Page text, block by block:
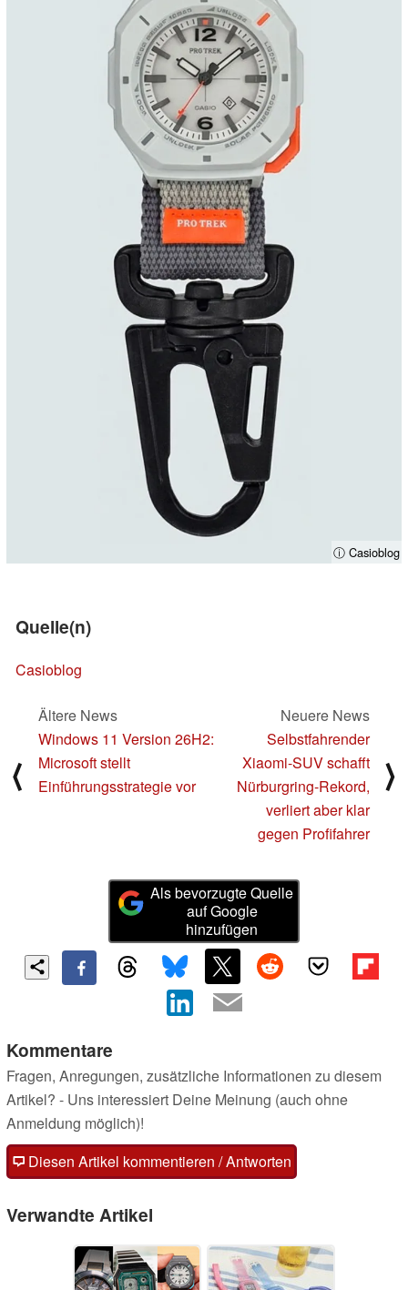
ⓘ Casioblog
Quelle(n)
Casioblog
⟨
Ältere News
Windows 11 Version 26H2:
Microsoft stellt
Einführungsstrategie vor
Neuere News
Selbstfahrender
Xiaomi-SUV schafft
Nürburgring-Rekord,
verliert aber klar
gegen Profifahrer
⟩
Als bevorzugte Quelle
auf Google
hinzufügen
Kommentare
Fragen, Anregungen, zusätzliche Informationen zu diesem
Artikel? - Uns interessiert Deine Meinung (auch ohne
Anmeldung möglich)!
Diesen Artikel kommentieren / Antworten
Verwandte Artikel